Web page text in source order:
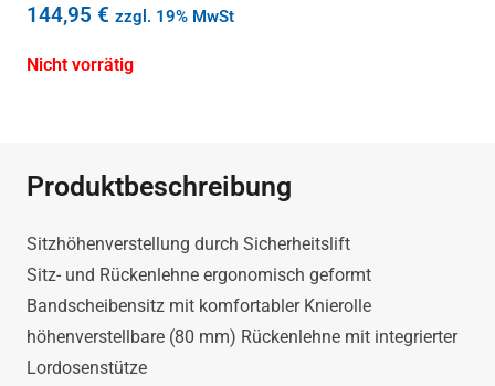
144,95 € zzgl. 19% MwSt
Nicht vorrätig
Produktbeschreibung
Sitzhöhenverstellung durch Sicherheitslift
Sitz- und Rückenlehne ergonomisch geformt
Bandscheibensitz mit komfortabler Knierolle
höhenverstellbare (80 mm) Rückenlehne mit integrierter
Lordosenstütze